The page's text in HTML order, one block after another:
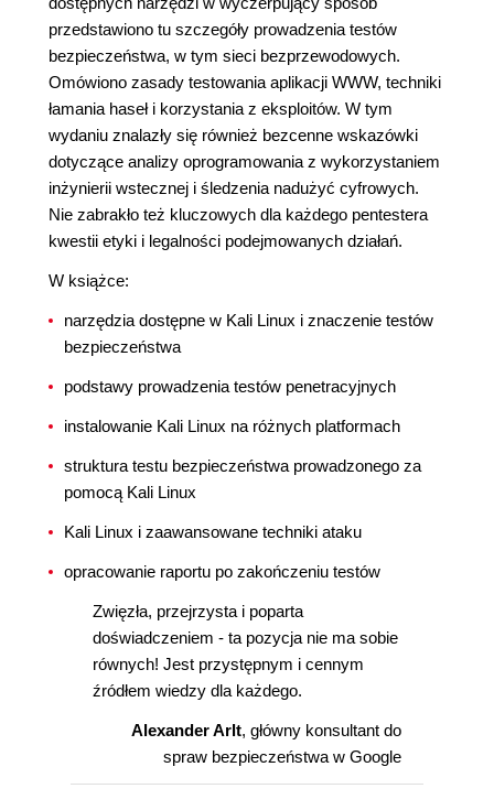
przedstawiono tu szczegóły prowadzenia testów
bezpieczeństwa, w tym sieci bezprzewodowych.
Omówiono zasady testowania aplikacji WWW, techniki
łamania haseł i korzystania z eksploitów. W tym
wydaniu znalazły się również bezcenne wskazówki
dotyczące analizy oprogramowania z wykorzystaniem
inżynierii wstecznej i śledzenia nadużyć cyfrowych.
Nie zabrakło też kluczowych dla każdego pentestera
kwestii etyki i legalności podejmowanych działań.
W książce:
narzędzia dostępne w Kali Linux i znaczenie testów
bezpieczeństwa
podstawy prowadzenia testów penetracyjnych
instalowanie Kali Linux na różnych platformach
struktura testu bezpieczeństwa prowadzonego za
pomocą Kali Linux
Kali Linux i zaawansowane techniki ataku
opracowanie raportu po zakończeniu testów
Zwięzła, przejrzysta i poparta
doświadczeniem - ta pozycja nie ma sobie
równych! Jest przystępnym i cennym
źródłem wiedzy dla każdego.
Alexander Arlt, główny konsultant do
spraw bezpieczeństwa w Google